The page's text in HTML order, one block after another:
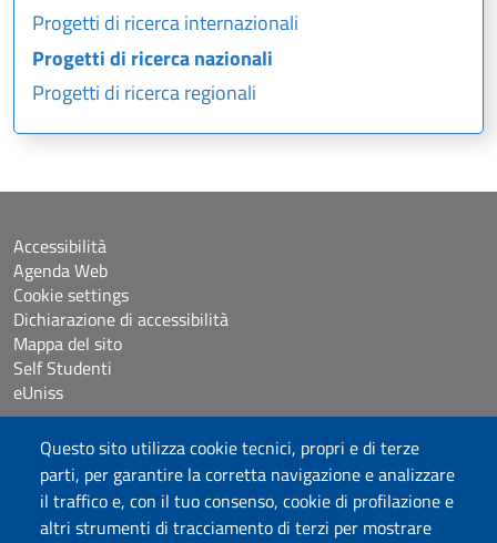
Questo sito utilizza cookie tecnici, propri e di terze
parti, per garantire la corretta navigazione e analizzare
il traffico e, con il tuo consenso, cookie di profilazione e
altri strumenti di tracciamento di terzi per mostrare
Progetti di ricerca internazionali
Progetti di ricerca nazionali
Progetti di ricerca regionali
Accessibilità
Agenda Web
Cookie settings
Dichiarazione di accessibilità
Mappa del sito
Self Studenti
eUniss
Bandi
Posta elettronica @uniss.it
Protocollo